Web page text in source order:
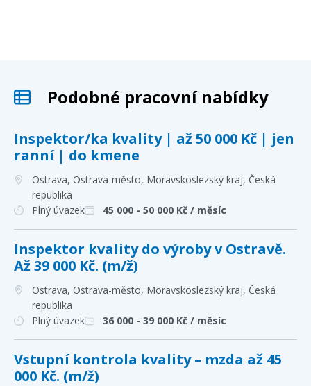
Podobné pracovní nabídky
Inspektor/ka kvality | až 50 000 Kč | jen
ranní | do kmene
Ostrava, Ostrava-město, Moravskoslezský kraj, Česká
republika
Plný úvazek
45 000 - 50 000 Kč / měsíc
Inspektor kvality do výroby v Ostravě.
Až 39 000 Kč. (m/ž)
Ostrava, Ostrava-město, Moravskoslezský kraj, Česká
republika
Plný úvazek
36 000 - 39 000 Kč / měsíc
Vstupní kontrola kvality – mzda až 45
000 Kč. (m/ž)